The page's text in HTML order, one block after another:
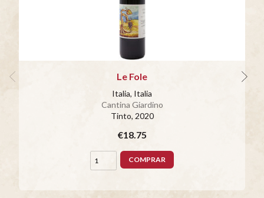
Le Fole
Italia, Italia
Cantina Giardino
Tinto, 2020
€18.75
COMPRAR